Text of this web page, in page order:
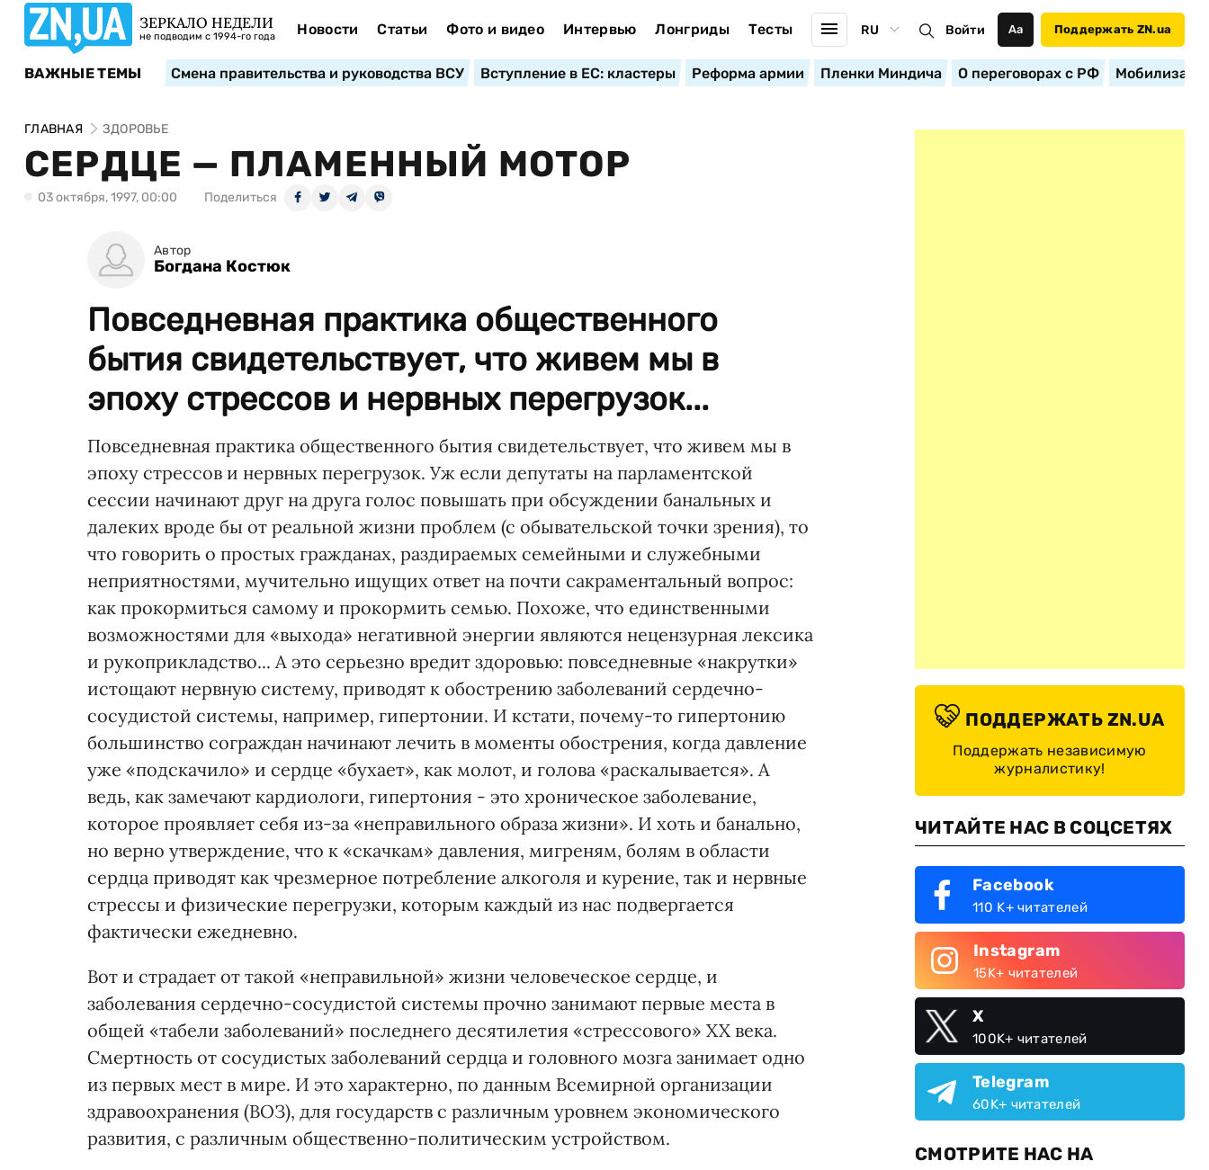
ЗЕРКАЛО НЕДЕЛИ
не подводим с 1994-го года Новости Статьи Фото и видео Интервью Лонгриды Тесты RU Войти Аа Поддержать ZN.ua
ВАЖНЫЕ ТЕМЫ Смена правительства и руководства ВСУ Вступление в ЕС: кластеры Реформа армии Пленки Миндича О переговорах с РФ
ГЛАВНАЯ ЗДОРОВЬЕ
СЕРДЦЕ — ПЛАМЕННЫЙ МОТОР
03 октября, 1997, 00:00 Поделиться
Автор
Богдана Костюк
Повседневная практика общественного
бытия свидетельствует, что живем мы в
эпоху стрессов и нервных перегрузок...
Повседневная практика общественного бытия свидетельствует, что живем мы в
эпоху стрессов и нервных перегрузок. Уж если депутаты на парламентской
сессии начинают друг на друга голос повышать при обсуждении банальных и
далеких вроде бы от реальной жизни проблем (с обывательской точки зрения), то
что говорить о простых гражданах, раздираемых семейными и служебными
неприятностями, мучительно ищущих ответ на почти сакраментальный вопрос:
как прокормиться самому и прокормить семью. Похоже, что единственными
возможностями для «выхода» негативной энергии являются нецензурная лексика
и рукоприкладство... А это серьезно вредит здоровью: повседневные «накрутки»
истощают нервную систему, приводят к обострению заболеваний сердечно-
сосудистой системы, например, гипертонии. И кстати, почему-то гипертонию
большинство сограждан начинают лечить в моменты обострения, когда давление
уже «подскачило» и сердце «бухает», как молот, и голова «раскалывается». А
ведь, как замечают кардиологи, гипертония - это хроническое заболевание,
которое проявляет себя из-за «неправильного образа жизни». И хоть и банально,
но верно утверждение, что к «скачкам» давления, мигреням, болям в области
сердца приводят как чрезмерное потребление алкоголя и курение, так и нервные
стрессы и физические перегрузки, которым каждый из нас подвергается
фактически ежедневно.
Вот и страдает от такой «неправильной» жизни человеческое сердце, и
заболевания сердечно-сосудистой системы прочно занимают первые места в
общей «табели заболеваний» последнего десятилетия «стрессового» XX века.
Смертность от сосудистых заболеваний сердца и головного мозга занимает одно
из первых мест в мире. И это характерно, по данным Всемирной организации
здравоохранения (ВОЗ), для государств с различным уровнем экономического
развития, с различным общественно-политическим устройством.
ПОДДЕРЖАТЬ ZN.UA
Поддержать независимую
журналистику!
ЧИТАЙТЕ НАС В СОЦСЕТЯХ
Facebook
110 K+ читателей
Instagram
15K+ читателей
X
100K+ читателей
Telegram
60K+ читателей
СМОТРИТЕ НАС НА